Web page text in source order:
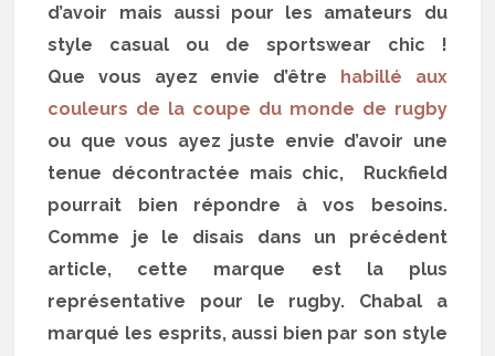
d’avoir mais aussi pour les amateurs du
style casual ou de sportswear chic !
Que vous ayez envie d’être habillé aux
couleurs de la coupe du monde de rugby
ou que vous ayez juste envie d’avoir une
tenue décontractée mais chic, Ruckfield
pourrait bien répondre à vos besoins.
Comme je le disais dans un précédent
article, cette marque est la plus
représentative pour le rugby. Chabal a
marqué les esprits, aussi bien par son style